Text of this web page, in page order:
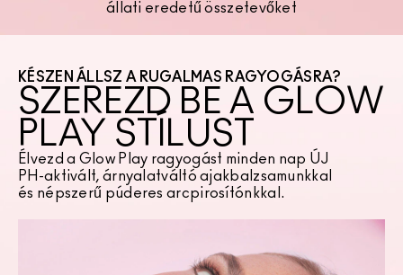
állati eredetű összetevőket
KÉSZEN ÁLLSZ A RUGALMAS RAGYOGÁSRA?
SZEREZD BE A GLOW
PLAY STÍLUST
Élvezd a Glow Play ragyogást minden nap ÚJ
PH-aktivált, árnyalatváltó ajakbalzsamunkkal
és népszerű púderes arcpirosítónkkal.